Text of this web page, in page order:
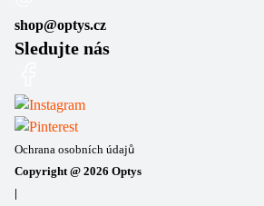
shop@optys.cz
Sledujte nás
Ochrana osobních údajů
Copyright @ 2026 Optys
|